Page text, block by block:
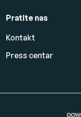
Pratite nas
Kontakt
Press centar